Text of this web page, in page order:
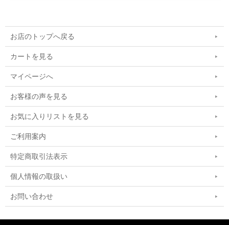
お店のトップへ戻る
カートを見る
マイページへ
お客様の声を見る
お気に入りリストを見る
ご利用案内
特定商取引法表示
個人情報の取扱い
お問い合わせ